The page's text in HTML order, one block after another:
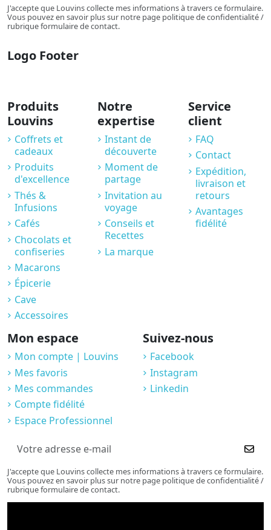
J'accepte que Louvins collecte mes informations à travers ce formulaire.
Vous pouvez en savoir plus sur notre page politique de confidentialité /
rubrique formulaire de contact.
Logo Footer
Produits
Louvins
Coffrets et
cadeaux
Produits
d'excellence
Thés &
Infusions
Cafés
Chocolats et
confiseries
Macarons
Épicerie
Cave
Accessoires
Notre
expertise
Instant de
découverte
Moment de
partage
Invitation au
voyage
Conseils et
Recettes
La marque
Service
client
FAQ
Contact
Expédition,
livraison et
retours
Avantages
fidélité
Mon espace
Mon compte | Louvins
Mes favoris
Mes commandes
Compte fidélité
Espace Professionnel
Suivez-nous
Facebook
Instagram
Linkedin
J'accepte que Louvins collecte mes informations à travers ce formulaire.
Vous pouvez en savoir plus sur notre page politique de confidentialité /
rubrique formulaire de contact.